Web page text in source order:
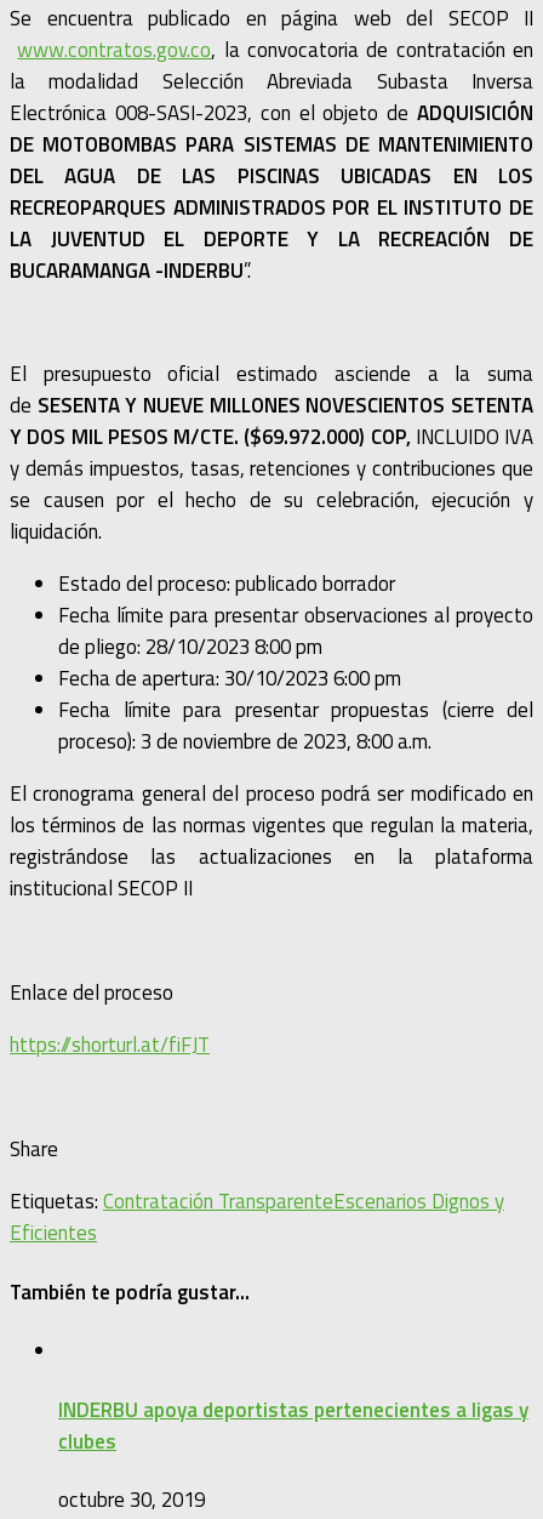
Se encuentra publicado en página web del SECOP II
www.contratos.gov.co, la convocatoria de contratación en
la modalidad Selección Abreviada Subasta Inversa
Electrónica 008-SASI-2023, con el objeto de ADQUISICIÓN
DE MOTOBOMBAS PARA SISTEMAS DE MANTENIMIENTO
DEL AGUA DE LAS PISCINAS UBICADAS EN LOS
RECREOPARQUES ADMINISTRADOS POR EL INSTITUTO DE
LA JUVENTUD EL DEPORTE Y LA RECREACIÓN DE
BUCARAMANGA -INDERBU”.
El presupuesto oficial estimado asciende a la suma
de SESENTA Y NUEVE MILLONES NOVESCIENTOS SETENTA
Y DOS MIL PESOS M/CTE. ($69.972.000) COP,INCLUIDO IVA
y demás impuestos, tasas, retenciones y contribuciones que
se causen por el hecho de su celebración, ejecución y
liquidación.
Estado del proceso: publicado borrador
Fecha límite para presentar observaciones al proyecto
de pliego: 28/10/2023 8:00 pm
Fecha de apertura: 30/10/2023 6:00 pm
Fecha límite para presentar propuestas (cierre del
proceso): 3 de noviembre de 2023, 8:00 a.m.
El cronograma general del proceso podrá ser modificado en
los términos de las normas vigentes que regulan la materia,
registrándose las actualizaciones en la plataforma
institucional SECOP II
Enlace del proceso
https://shorturl.at/fiFJT
Share
Etiquetas:Contratación TransparenteEscenarios Dignos y
Eficientes
También te podría gustar...
INDERBU apoya deportistas pertenecientes a ligas y
clubes
octubre 30, 2019